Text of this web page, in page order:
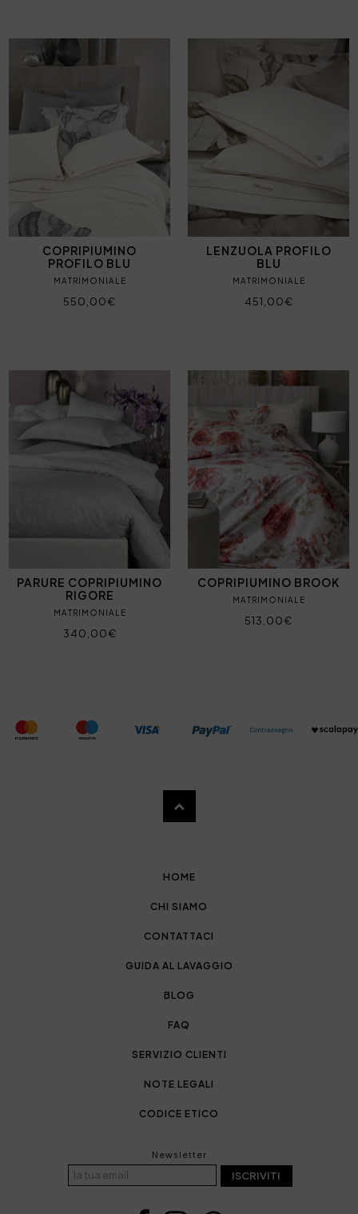
COPRIPIUMINO
PROFILO BLU
MATRIMONIALE
550,00€
LENZUOLA PROFILO
BLU
MATRIMONIALE
451,00€
PARURE COPRIPIUMINO
RIGORE
MATRIMONIALE
340,00€
COPRIPIUMINO BROOK
MATRIMONIALE
513,00€
HOME
CHI SIAMO
CONTATTACI
GUIDA AL LAVAGGIO
BLOG
FAQ
SERVIZIO CLIENTI
NOTE LEGALI
CODICE ETICO
Newsletter
ISCRIVITI